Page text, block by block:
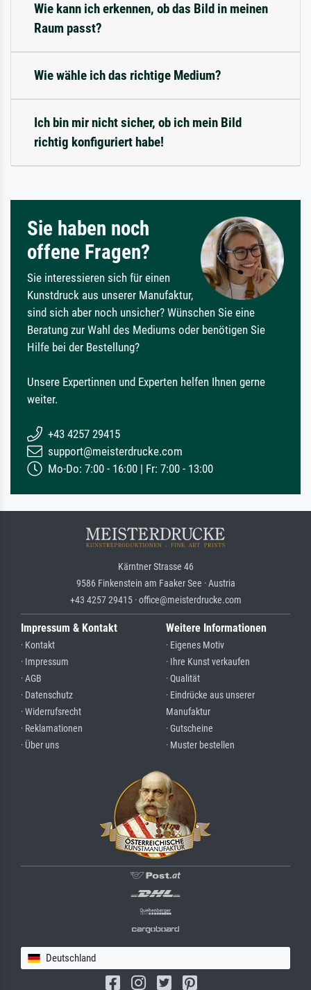
Wie kann ich erkennen, ob das Bild in meinen
Raum passt?
Wie wähle ich das richtige Medium?
Ich bin mir nicht sicher, ob ich mein Bild
richtig konfiguriert habe!
Sie haben noch
offene Fragen?
Sie interessieren sich für einen
Kunstdruck aus unserer Manufaktur,
sind sich aber noch unsicher? Wünschen Sie eine
Beratung zur Wahl des Mediums oder benötigen Sie
Hilfe bei der Bestellung?
Unsere Expertinnen und Experten helfen Ihnen gerne
weiter.
+43 4257 29415
support@meisterdrucke.com
Mo-Do: 7:00 - 16:00 | Fr: 7:00 - 13:00
Kärntner Strasse 46
9586 Finkenstein am Faaker See · Austria
+43 4257 29415 · office@meisterdrucke.com
Impressum & Kontakt
· Kontakt
· Impressum
· AGB
· Datenschutz
· Widerrufsrecht
· Reklamationen
· Über uns
Weitere Informationen
· Eigenes Motiv
· Ihre Kunst verkaufen
· Qualität
· Eindrücke aus unserer
Manufaktur
· Gutscheine
· Muster bestellen
Deutschland